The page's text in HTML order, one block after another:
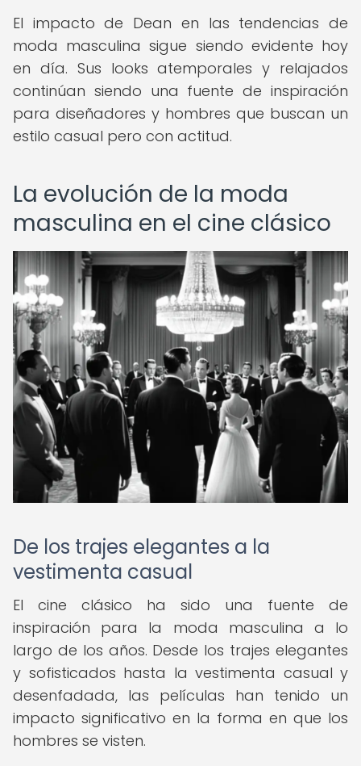
El impacto de Dean en las tendencias de
moda masculina sigue siendo evidente hoy
en día. Sus looks atemporales y relajados
continúan siendo una fuente de inspiración
para diseñadores y hombres que buscan un
estilo casual pero con actitud.
La evolución de la moda
masculina en el cine clásico
De los trajes elegantes a la
vestimenta casual
El cine clásico ha sido una fuente de
inspiración para la moda masculina a lo
largo de los años. Desde los trajes elegantes
y sofisticados hasta la vestimenta casual y
desenfadada, las películas han tenido un
impacto significativo en la forma en que los
hombres se visten.